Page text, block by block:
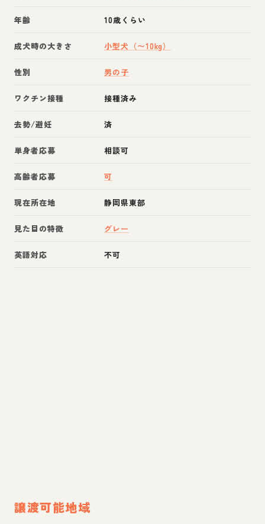
年齢 10歳くらい
成犬時の大きさ 小型犬（〜10kg）
性別 男の子
ワクチン接種 接種済み
去勢/避妊 済
単身者応募 相談可
高齢者応募 可
現在所在地 静岡県東部
見た目の特徴 グレー
英語対応 不可
譲渡可能地域